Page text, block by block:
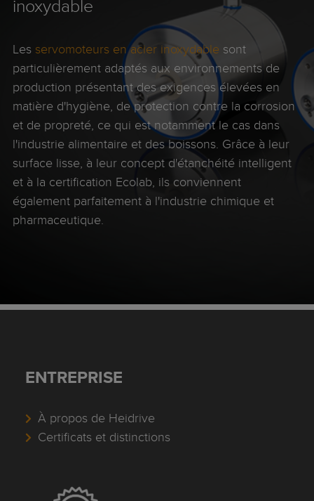
inoxydable
Les servomoteurs en acier inoxydable sont
particulièrement adaptés aux environnements de
production présentant des exigences élevées en
matière d'hygiène, de protection contre la corrosion
et de propreté, ce qui est notamment le cas dans
l'industrie alimentaire et des boissons. Grâce à leur
surface lisse, à leur concept d'étanchéité intelligent
et à la certification Ecolab, ils conviennent
également parfaitement à l'industrie chimique et
pharmaceutique.
ENTREPRISE
À propos de Heidrive
Certificats et distinctions